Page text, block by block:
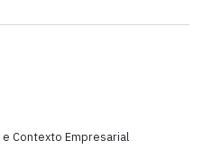
Contexto Empresarial